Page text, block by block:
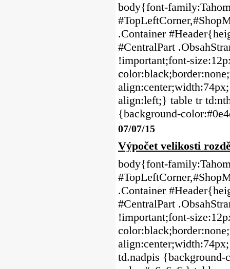
body{font-
.Container
#CentralPart
!important;font-
align:left;} table tr
{background-
07/07/15
Výpočet velikosti
body{font-
.Container
#CentralPart
!important;font-
td.nadpis